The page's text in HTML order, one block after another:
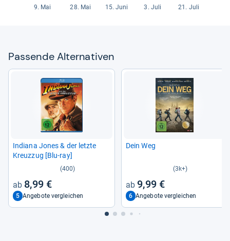
Pas­sende Alter­na­ti­ven
Indiana Jones & der letzte
Kreuz­zug [Blu-​ray]
(400)
8,99 €
5 Angebote vergleichen
Dein Weg
(3k+)
9,99 €
6 Angebote vergleichen